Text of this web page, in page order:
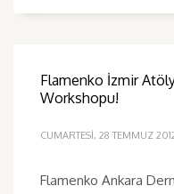
Flamenko İzmir
Workshopu!
CUMARTESI, 28 TEMMUZ
Flamenko Ankara